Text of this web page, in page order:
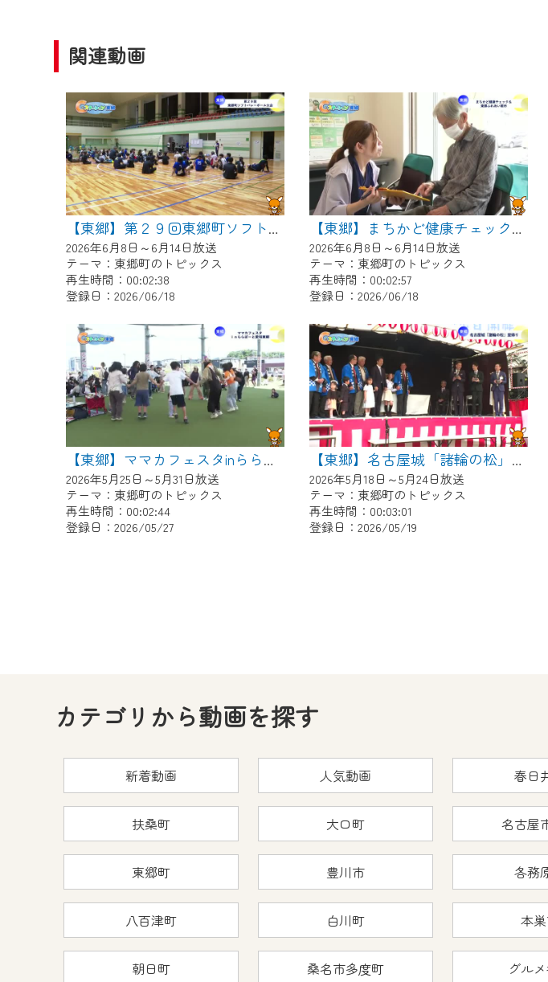
関連動画
【東郷】第２９回東郷町ソフトバレーボール大会
2026年6月8日～6月14日放送
テーマ：東郷町のトピックス
再生時間：00:02:38
登録日：2026/06/18
【東郷】まちかど健康チェック＆東郷ふれあい朝市
2026年6月8日～6月14日放送
テーマ：東郷町のトピックス
再生時間：00:02:57
登録日：2026/06/18
【東郷】ママカフェスタinららぽーと愛知東郷
2026年5月25日～5月31日放送
テーマ：東郷町のトピックス
再生時間：00:02:44
登録日：2026/05/27
【東郷】名古屋城「諸輪の松」里帰り
2026年5月18日～5月24日放送
テーマ：東郷町のトピックス
再生時間：00:03:01
登録日：2026/05/19
カテゴリから動画を探す
新着動画 人気動画 春日
扶桑町 大口町 名古屋
東郷町 豊川市 各務
八百津町 白川町 本
朝日町 桑名市多度町 グル